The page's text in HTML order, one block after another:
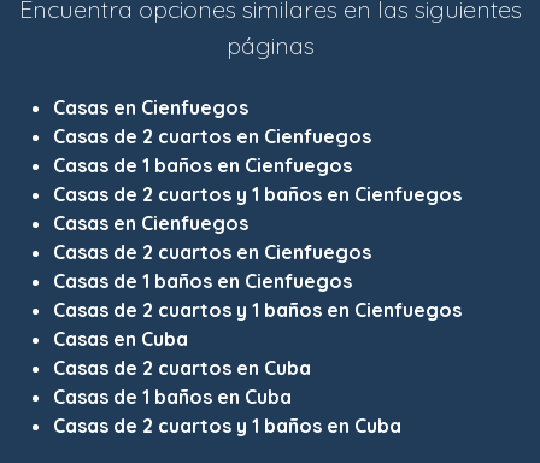
Encuentra opciones similares en las siguientes
páginas
Casas en Cienfuegos
Casas de 2 cuartos en Cienfuegos
Casas de 1 baños en Cienfuegos
Casas de 2 cuartos y 1 baños en Cienfuegos
Casas en Cienfuegos
Casas de 2 cuartos en Cienfuegos
Casas de 1 baños en Cienfuegos
Casas de 2 cuartos y 1 baños en Cienfuegos
Casas en Cuba
Casas de 2 cuartos en Cuba
Casas de 1 baños en Cuba
Casas de 2 cuartos y 1 baños en Cuba